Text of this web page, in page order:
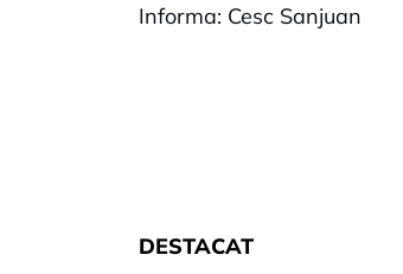
Informa: Cesc Sanjuan
DESTACAT